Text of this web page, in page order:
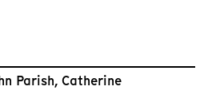
Parish, Catherine